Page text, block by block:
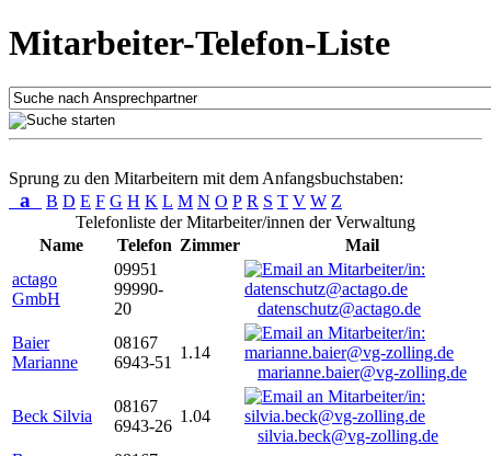
Mitarbeiter-Telefon-Liste
Sprung zu den Mitarbeitern mit dem Anfangsbuchstaben:
a B D E F G H K L M N O P R S T V W Z
Telefonliste der Mitarbeiter/innen der Verwaltung
Name
Telefon Zimmer
Mail
actago
GmbH
09951
99990-
20
datenschutz@actago.de
Baier
Marianne
08167
6943-51
1.14
marianne.baier@vg-zolling.de
Beck Silvia
08167
6943-26
1.04
silvia.beck@vg-zolling.de